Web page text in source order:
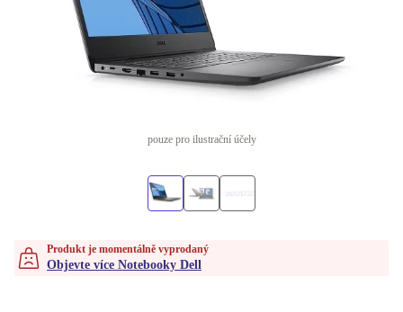
pouze pro ilustrační účely
Produkt je momentálně vyprodaný
Objevte více Notebooky Dell